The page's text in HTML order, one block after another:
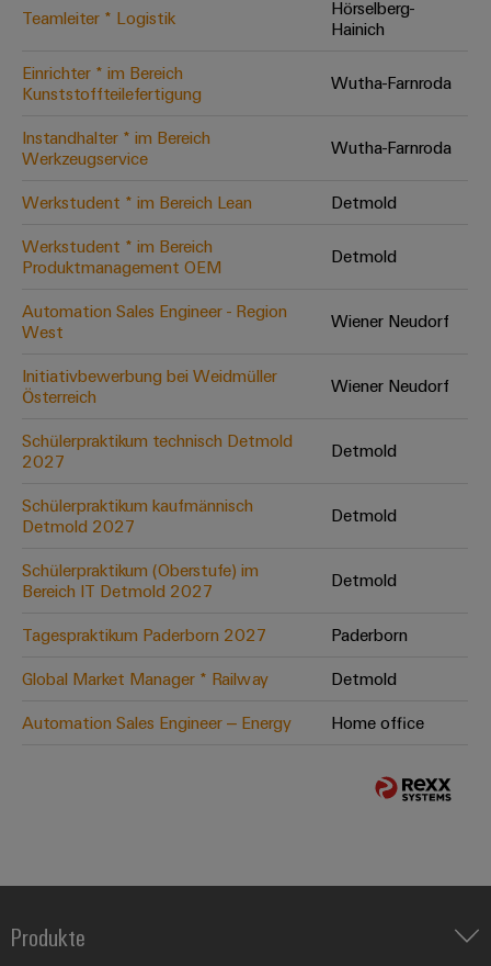
Digital
neuen Niveau
Teamleiter * Logistik
Hörselberg-
Hainich
Einrichter * im Bereich
Kunststoffteilefertigung
Wutha-Farnroda
Instandhalter * im Bereich
Werkzeugservice
Wutha-Farnroda
Werkstudent * im Bereich Lean
Detmold
Werkstudent * im Bereich
Produktmanagement OEM
Detmold
Automation Sales Engineer - Region
West
Wiener Neudorf
Initiativbewerbung bei Weidmüller
Österreich
Wiener Neudorf
Schülerpraktikum technisch Detmold
2027
Detmold
Schülerpraktikum kaufmännisch
Detmold 2027
Detmold
Schülerpraktikum (Oberstufe) im
Bereich IT Detmold 2027
Detmold
Tagespraktikum Paderborn 2027
Paderborn
Global Market Manager * Railway
Detmold
Automation Sales Engineer – Energy
Home office
Produkte